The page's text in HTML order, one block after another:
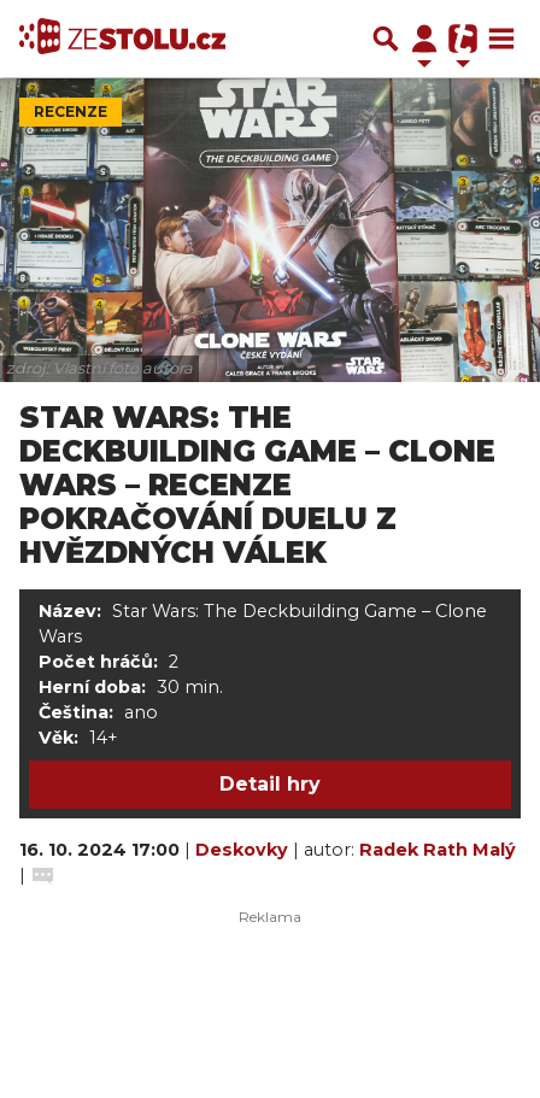
RECENZE
zdroj: Vlastní foto autora
STAR WARS: THE
DECKBUILDING GAME – CLONE
WARS – RECENZE
POKRAČOVÁNÍ DUELU Z
HVĚZDNÝCH VÁLEK
Název: Star Wars: The Deckbuilding Game – Clone
Wars
Počet hráčů: 2
Herní doba: 30 min.
Čeština: ano
Věk: 14+
Detail hry
16. 10. 2024 17:00 | Deskovky | autor: Radek Rath Malý
|